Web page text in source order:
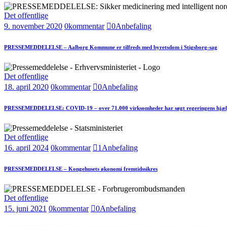
Det offentlige
9. november 2020 0kommentar 0Anbefaling
PRESSEMEDDELELSE – Aalborg Kommune er tilfreds med byretsdom i Stigsborg-sag
Det offentlige
18. april 2020 0kommentar 0Anbefaling
PRESSEMEDDELELSE: COVID-19 – over 71.000 virksomheder har søgt regeringens
Det offentlige
16. april 2024 0kommentar 1 Anbefaling
PRESSEMEDDELELSE – Kongehusets økonomi fremtidssikres
Det offentlige
15. juni 2021 0kommentar 0Anbefaling